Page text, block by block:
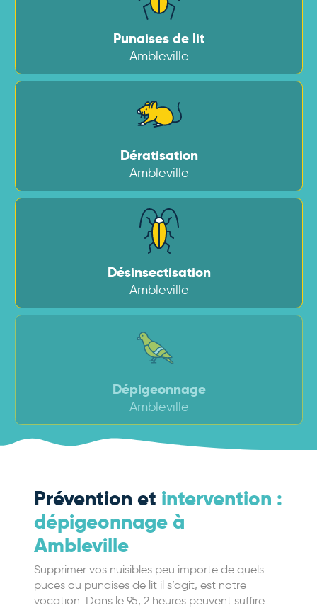
Punaises de lit
Ambleville
Dératisation
Ambleville
Désinsectisation
Ambleville
Dépigeonnage
Ambleville
Prévention et intervention :
dépigeonnage à
Ambleville
Supprimer vos nuisibles peu importe de quels
puces ou punaises de lit il s’agit, est notre
vocation. Dans le 95, 2 heures peuvent suffire